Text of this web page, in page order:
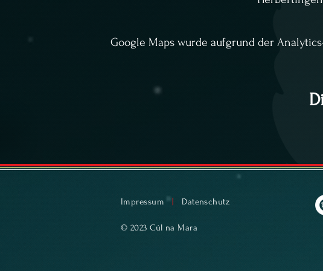
Google Maps wurde aufgrund der
Impressum Datenschutz
© 2023 Cúl na Mara